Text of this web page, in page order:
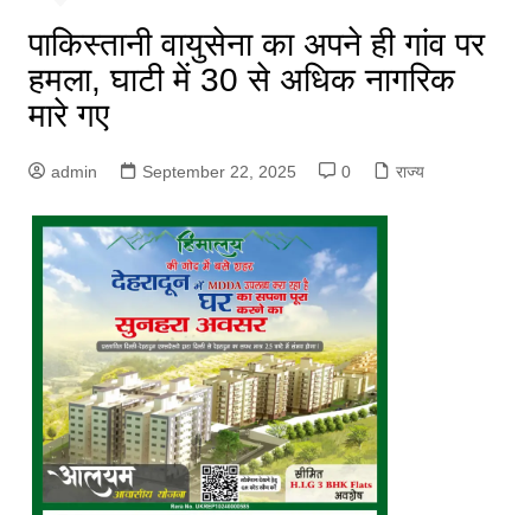
पाकिस्तानी वायुसेना का अपने ही गांव पर
हमला, घाटी में 30 से अधिक नागरिक
मारे गए
admin September 22, 2025 0 राज्य